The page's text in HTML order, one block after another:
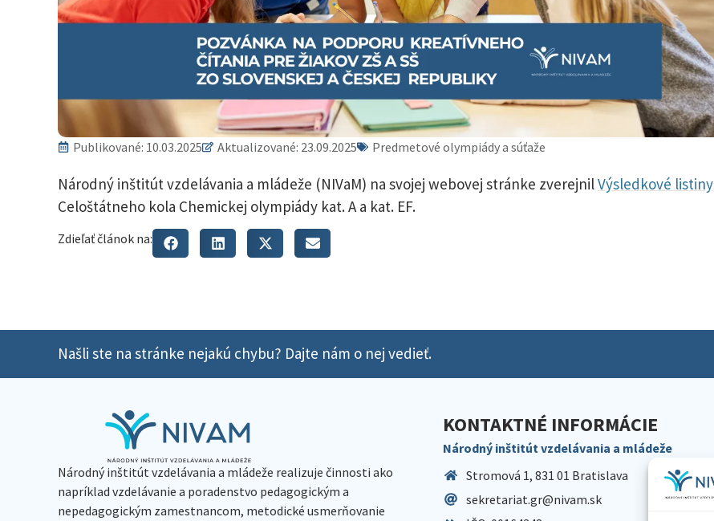
Publikované: 10.03.2025 Aktualizované: 23.09.2025 Predmetové olympiády a súťaže
Národný inštitút vzdelávania a mládeže (NIVaM) na svojej webovej stránke zverejnilVýsledkové listiny
Celoštátneho kola Chemickej olympiády kat. A a kat. EF.
Zdieľať článok na:
Našli ste na stránke nejakú chybu? Dajte nám o nej vedieť.
Národný inštitút vzdelávania a mládeže realizuje činnosti ako
napríklad vzdelávanie a poradenstvo pedagogickým a
nepedagogickým zamestnancom, metodické usmerňovanie
KONTAKTNÉ INFORMÁCIE
Národný inštitút vzdelávania a mládeže
Stromová 1, 831 01 Bratislava
sekretariat.gr@nivam.sk